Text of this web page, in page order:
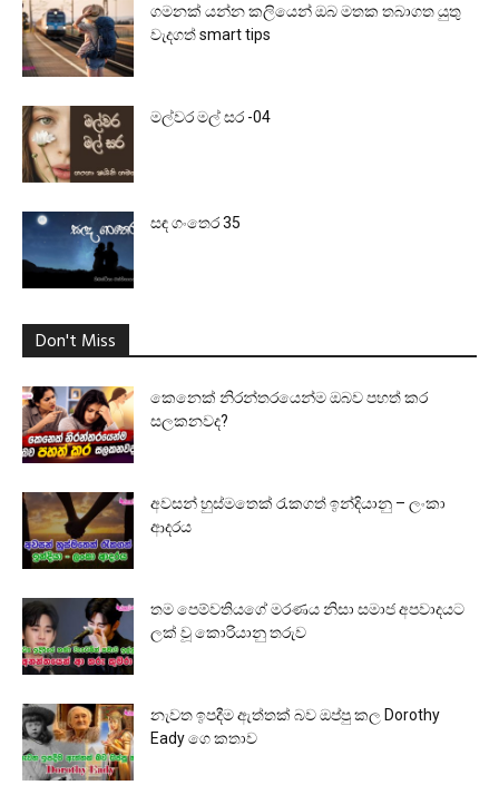
ගමනක් යන්න කලියෙන් ඔබ මතක තබාගත යුතු
වැදගත් smart tips
මල්වර මල් සර -04
සඳ ගංතෙර 35
Don't Miss
කෙනෙක් නිරන්තරයෙන්ම ඔබව පහත් කර
සලකනවද?
අවසන් හුස්මතෙක් රැකගත් ඉන්දියානු – ලංකා
ආදරය
තම පෙම්වතියගේ මරණය නිසා සමාජ අපවාදයට
ලක් වූ කොරියානු තරුව
නැවත ඉපදීම ඇත්තක් බව ඔප්පු කල Dorothy
Eady ගෙ කතාව